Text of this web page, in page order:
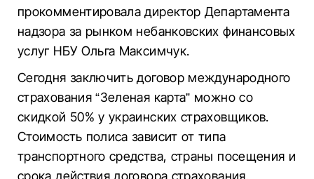
прокомментировала директор Департамента
надзора за рынком небанковских финансовых
услуг НБУ Ольга Максимчук.
Сегодня заключить договор международного
страхования “Зеленая карта” можно со
скидкой 50% у украинских страховщиков.
Стоимость полиса зависит от типа
транспортного средства, страны посещения и
срока действия договора страхования.